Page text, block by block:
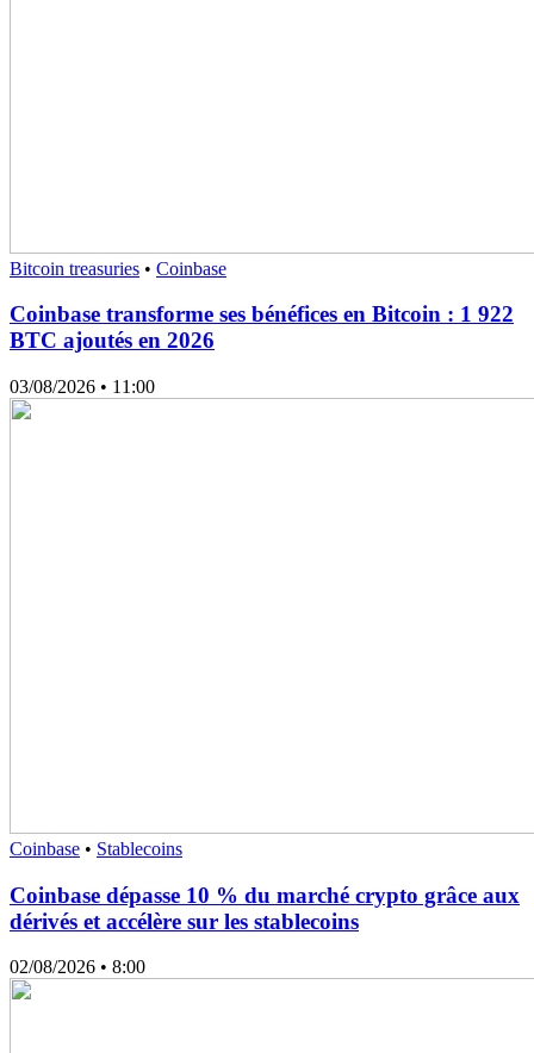
Bitcoin treasuries • Coinbase
Coinbase transforme ses bénéfices en Bitcoin : 1 922
BTC ajoutés en 2026
03/08/2026 • 11:00
Coinbase • Stablecoins
Coinbase dépasse 10 % du marché crypto grâce aux
dérivés et accélère sur les stablecoins
02/08/2026 • 8:00